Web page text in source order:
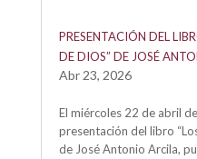
PRESENTACIÓN DEL
DE DIOS” DE JOSÉ
Abr 23, 2026
El miércoles 22 de abril
presentación del libro
de José Antonio Arcila,